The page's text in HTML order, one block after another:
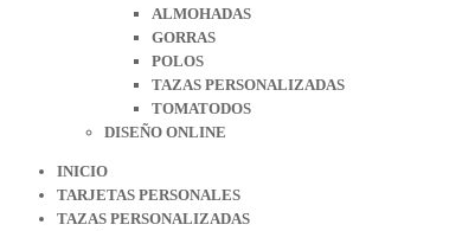
ALMOHADAS
GORRAS
POLOS
TAZAS PERSONALIZADAS
TOMATODOS
DISEÑO ONLINE
INICIO
TARJETAS PERSONALES
TAZAS PERSONALIZADAS